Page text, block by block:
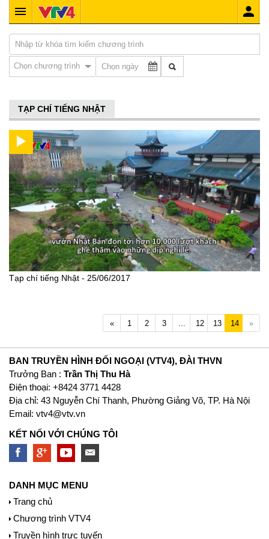
Chọn chương trình
TẠP CHÍ TIẾNG NHẬT
Tạp chí tiếng Nhật - 25/06/2017
«Previous
1 2 3 12 13 14 »Next
BAN TRUYỀN HÌNH ĐỐI NGOẠI (VTV4), ĐÀI THVN
Trưởng Ban : Trần Thị Thu Hà
Ðiện thoại: +8424 3771 4428
Địa chỉ: 43 Nguyễn Chí Thanh, Phường Giảng Võ, TP. Hà Nội
Email: vtv4@vtv.vn
KẾT NỐI VỚI CHÚNG TÔI
DANH MỤC MENU
Trang chủ
Chương trình VTV4
Truyền hình trực tuyến